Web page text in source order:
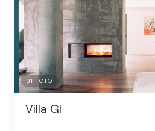
31 FOTO
Villa GI